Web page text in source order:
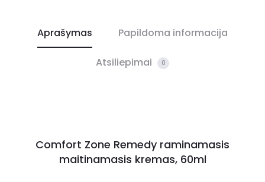
Aprašymas Papildoma informacija
Atsiliepimai 0
Comfort Zone Remedy raminamasis
maitinamasis kremas, 60ml